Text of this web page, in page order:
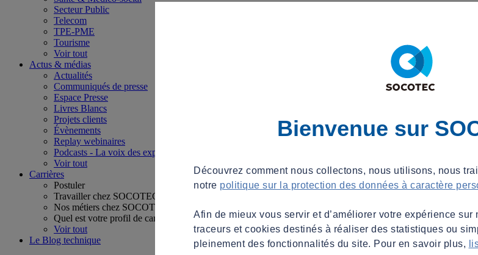
Secteur Public
Telecom
TPE-PME
Tourisme
Voir tout
Actus & médias
Actualités
Communiqués de presse
Espace Presse
Livres Blancs
Projets clients
Évènements
Replay webinaires
Podcasts - La voix des experts
Voir tout
Carrières
Postuler
Travailler chez SOCOTEC
Nos métiers chez SOCOTEC
Quel est votre profil de candidat ?
Voir tout
Le Blog technique
Bienvenue sur
Découvrez comment nous collectons, nous utilisons, nous
notre politique sur la protection des données à caractère
Afin de mieux vous servir et d’améliorer votre expérience
traceurs et cookies destinés à réaliser des statistiques ou
pleinement des fonctionnalités du site. Pour en savoir plus,